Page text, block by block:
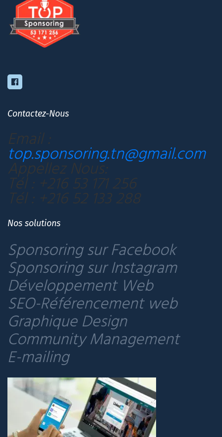
Contactez-Nous
Email :
top.sponsoring.tn@gmail.com
Appellez Nous:
Tél : +216 53 171 256
Tél : +216 52 133 288
Nos solutions
Sponsoring sur Facebook
Sponsoring sur Instagram
Développement Web
SEO-Référencement web
Graphique Design
Community Management
E-mailing